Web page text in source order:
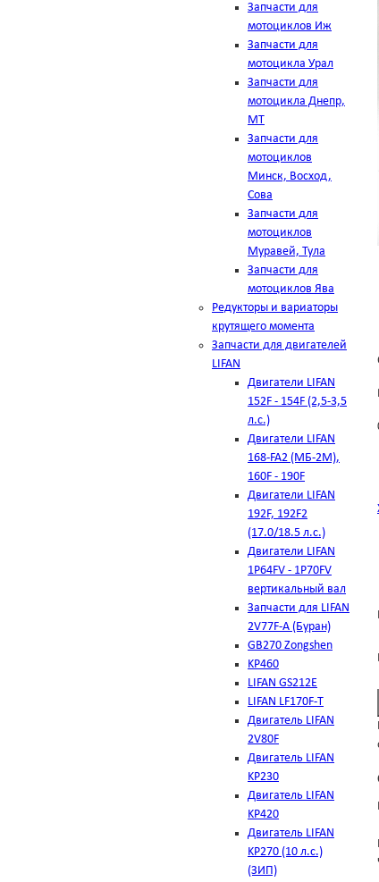
Запчасти для
мотоциклов Иж
Запчасти для
мотоцикла Урал
Запчасти для
мотоцикла Днепр,
МТ
Запчасти для
мотоциклов
Минск, Восход,
Сова
Запчасти для
мотоциклов
Муравей, Тула
Запчасти для
мотоциклов Ява
Редукторы и вариаторы
крутящего момента
Запчасти для двигателей
LIFAN
Двигатели LIFAN
152F - 154F (2,5-3,5
л.с.)
Двигатели LIFAN
168-FA2 (МБ-2М),
160F - 190F
Двигатели LIFAN
192F, 192F2
(17.0/18.5 л.с.)
Двигатели LIFAN
1Р64FV - 1Р70FV
вертикальный вал
Запчасти для LIFAN
2V77F-A (Буран)
GB270 Zongshen
KP460
LIFAN GS212E
LIFAN LF170F-T
Двигатель LIFAN
2V80F
Двигатель LIFAN
KP230
Двигатель LIFAN
KP420
Двигатель LIFAN
KP270 (10 л.с.)
(ЗИП)